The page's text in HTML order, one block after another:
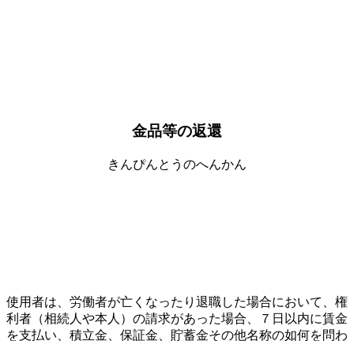
金品等の返還
きんぴんとうのへんかん
使用者は、労働者が亡くなったり退職した場合において、権
利者（相続人や本人）の請求があった場合、７日以内に賃金
を支払い、積立金、保証金、貯蓄金その他名称の如何を問わ